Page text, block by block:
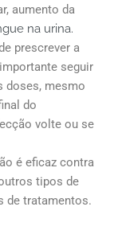
aumento da
na urina.
prescrever a
seguir
doses, mesmo
do
volte ou se
é eficaz contra
tipos de
de tratamentos.